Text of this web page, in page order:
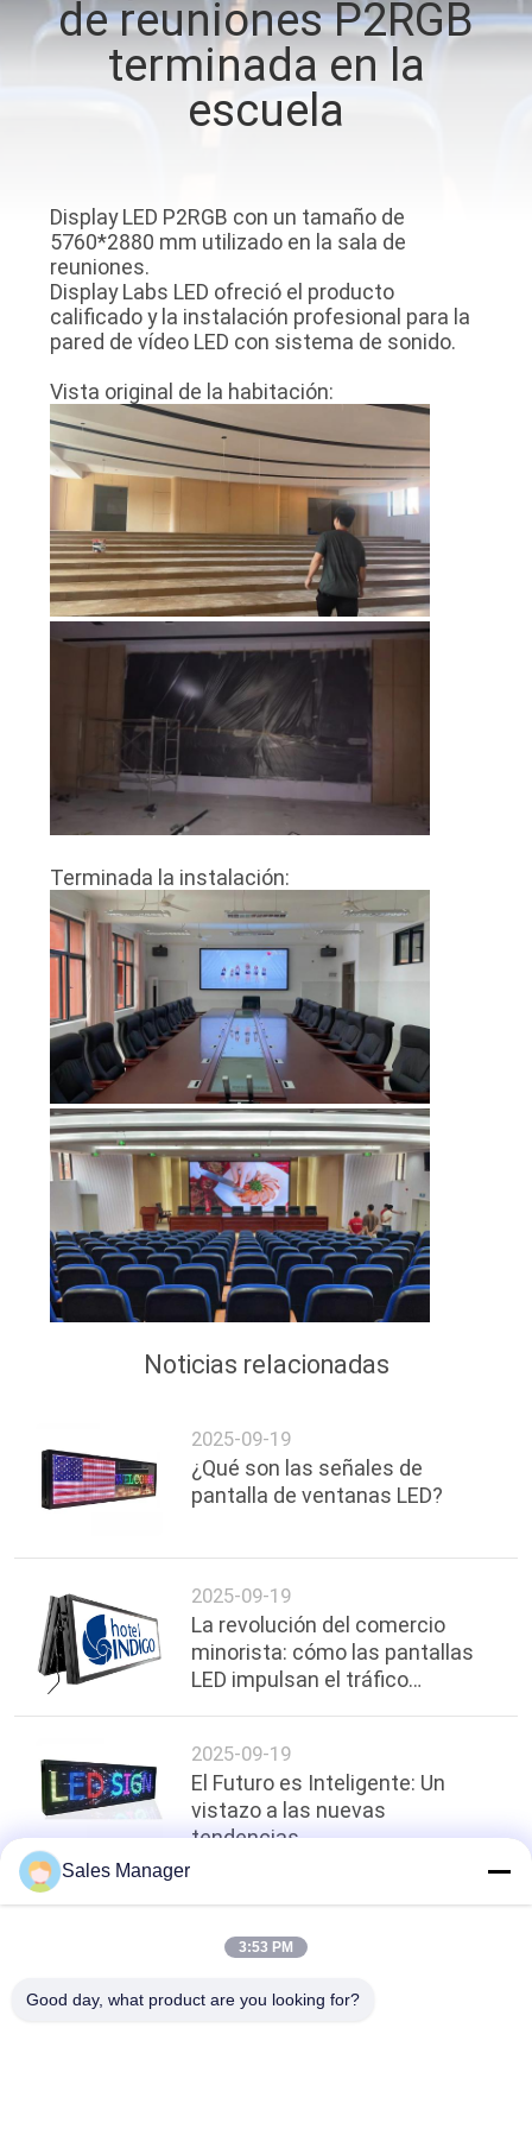
DE
LA
CALIDAD
ÉNTRENOS
CONTACTO
CON
NOTICIAS
PIDA
UNA
DEL
SITIO
PRIVACY
POLICY
de reuniones P2RGB
terminada en la
escuela
Display LED P2RGB con un tamaño de
5760*2880 mm utilizado en la sala de
reuniones.
Display Labs LED ofreció el producto
calificado y la instalación profesional para la
pared de vídeo LED con sistema de sonido.
Vista original de la habitación:
Terminada la instalación:
Noticias relacionadas
2025-09-19
¿Qué son las señales de
pantalla de ventanas LED?
2025-09-19
La revolución del comercio
minorista: cómo las pantallas
LED impulsan el tráfico
2025-09-19
El Futuro es Inteligente: Un
vistazo a las nuevas
tendencias
arriba
Sales Manager
3:53 PM
Good day, what product are you looking for?